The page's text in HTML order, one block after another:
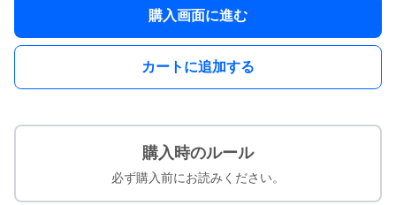
購入画面に進む
カートに追加する
購入時のルール
必ず購入前にお読みください。